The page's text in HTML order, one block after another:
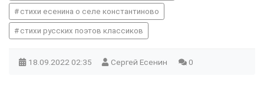
стихи есенина о селе константиново
стихи русских поэтов классиков
18.09.2022 02:35 Сергей Есенин 0